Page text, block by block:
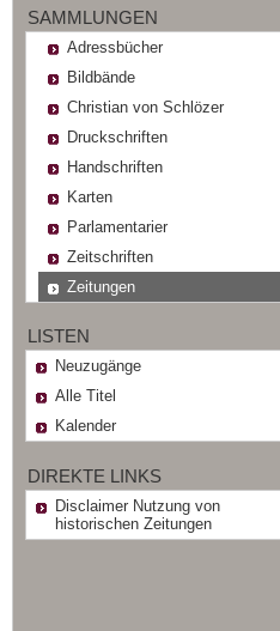
SAMMLUNGEN
Adressbücher
Bildbände
Christian von Schlözer
Druckschriften
Handschriften
Karten
Parlamentarier
Zeitschriften
Zeitungen
LISTEN
Neuzugänge
Alle Titel
Kalender
DIREKTE LINKS
Disclaimer Nutzung von
historischen Zeitungen